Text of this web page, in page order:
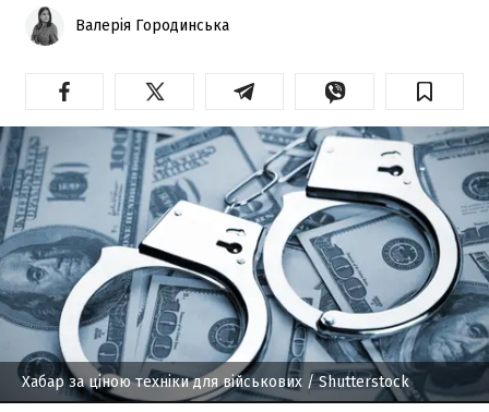
Валерія Городинська
Хабар за ціною техніки для військових / Shutterstock